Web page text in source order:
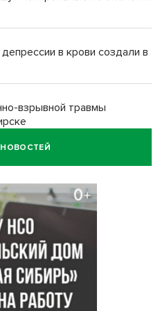
в крови создали в
взрывной травмы